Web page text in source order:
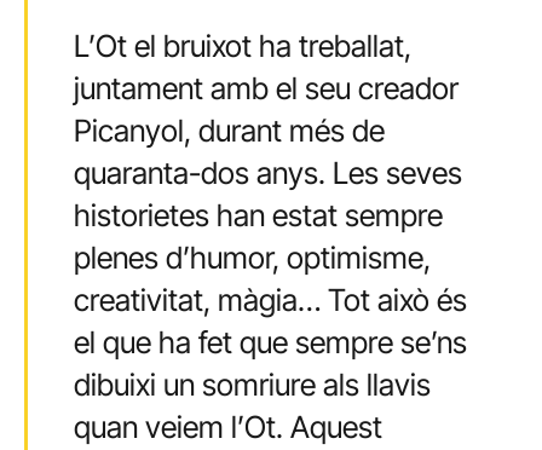
L’Ot el bruixot ha treballat,
juntament amb el seu creador
Picanyol, durant més de
quaranta-dos anys. Les seves
historietes han estat sempre
plenes d’humor, optimisme,
creativitat, màgia… Tot això és
el que ha fet que sempre se’ns
dibuixi un somriure als llavis
quan veiem l’Ot. Aquest